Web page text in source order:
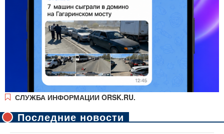
СЛУЖБА ИНФОРМАЦИИ ORSK.RU.
Последние новости